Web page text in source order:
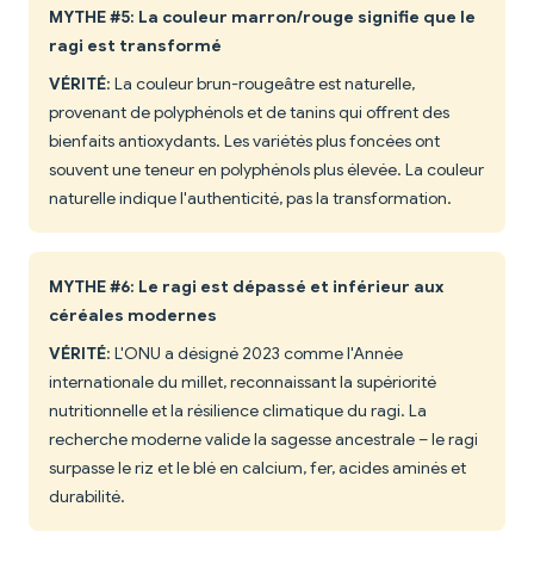
MYTHE #5: La couleur marron/rouge signifie que le
ragi est transformé
VÉRITÉ: La couleur brun-rougeâtre est naturelle,
provenant de polyphénols et de tanins qui offrent des
bienfaits antioxydants. Les variétés plus foncées ont
souvent une teneur en polyphénols plus élevée. La couleur
naturelle indique l'authenticité, pas la transformation.
MYTHE #6: Le ragi est dépassé et inférieur aux
céréales modernes
VÉRITÉ: L'ONU a désigné 2023 comme l'Année
internationale du millet, reconnaissant la supériorité
nutritionnelle et la résilience climatique du ragi. La
recherche moderne valide la sagesse ancestrale – le ragi
surpasse le riz et le blé en calcium, fer, acides aminés et
durabilité.